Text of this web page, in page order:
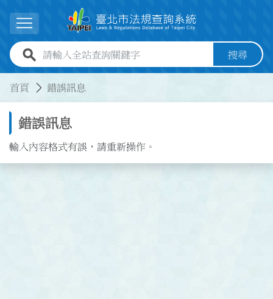
展開選單
全站查詢關鍵字欄位 搜尋
首頁 錯誤訊息
錯誤訊息
輸入內容格式有誤，請重新操作。